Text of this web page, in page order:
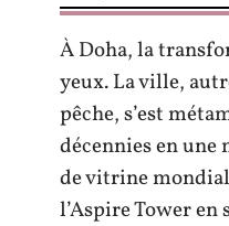
À Doha, la
yeux. La ville,
pêche, s’est
décennies en une
de vitrine
l’Aspire Tower